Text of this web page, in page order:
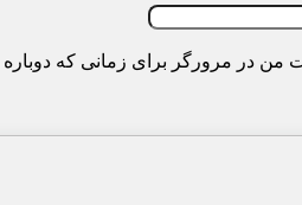
من در مرورگر برای زمانی که